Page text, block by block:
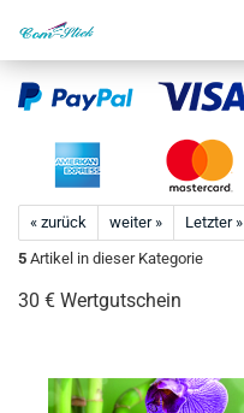
« zurück weiter »
Letzter »
5 Artikel in dieser Kategorie
30 € Wertgutschein